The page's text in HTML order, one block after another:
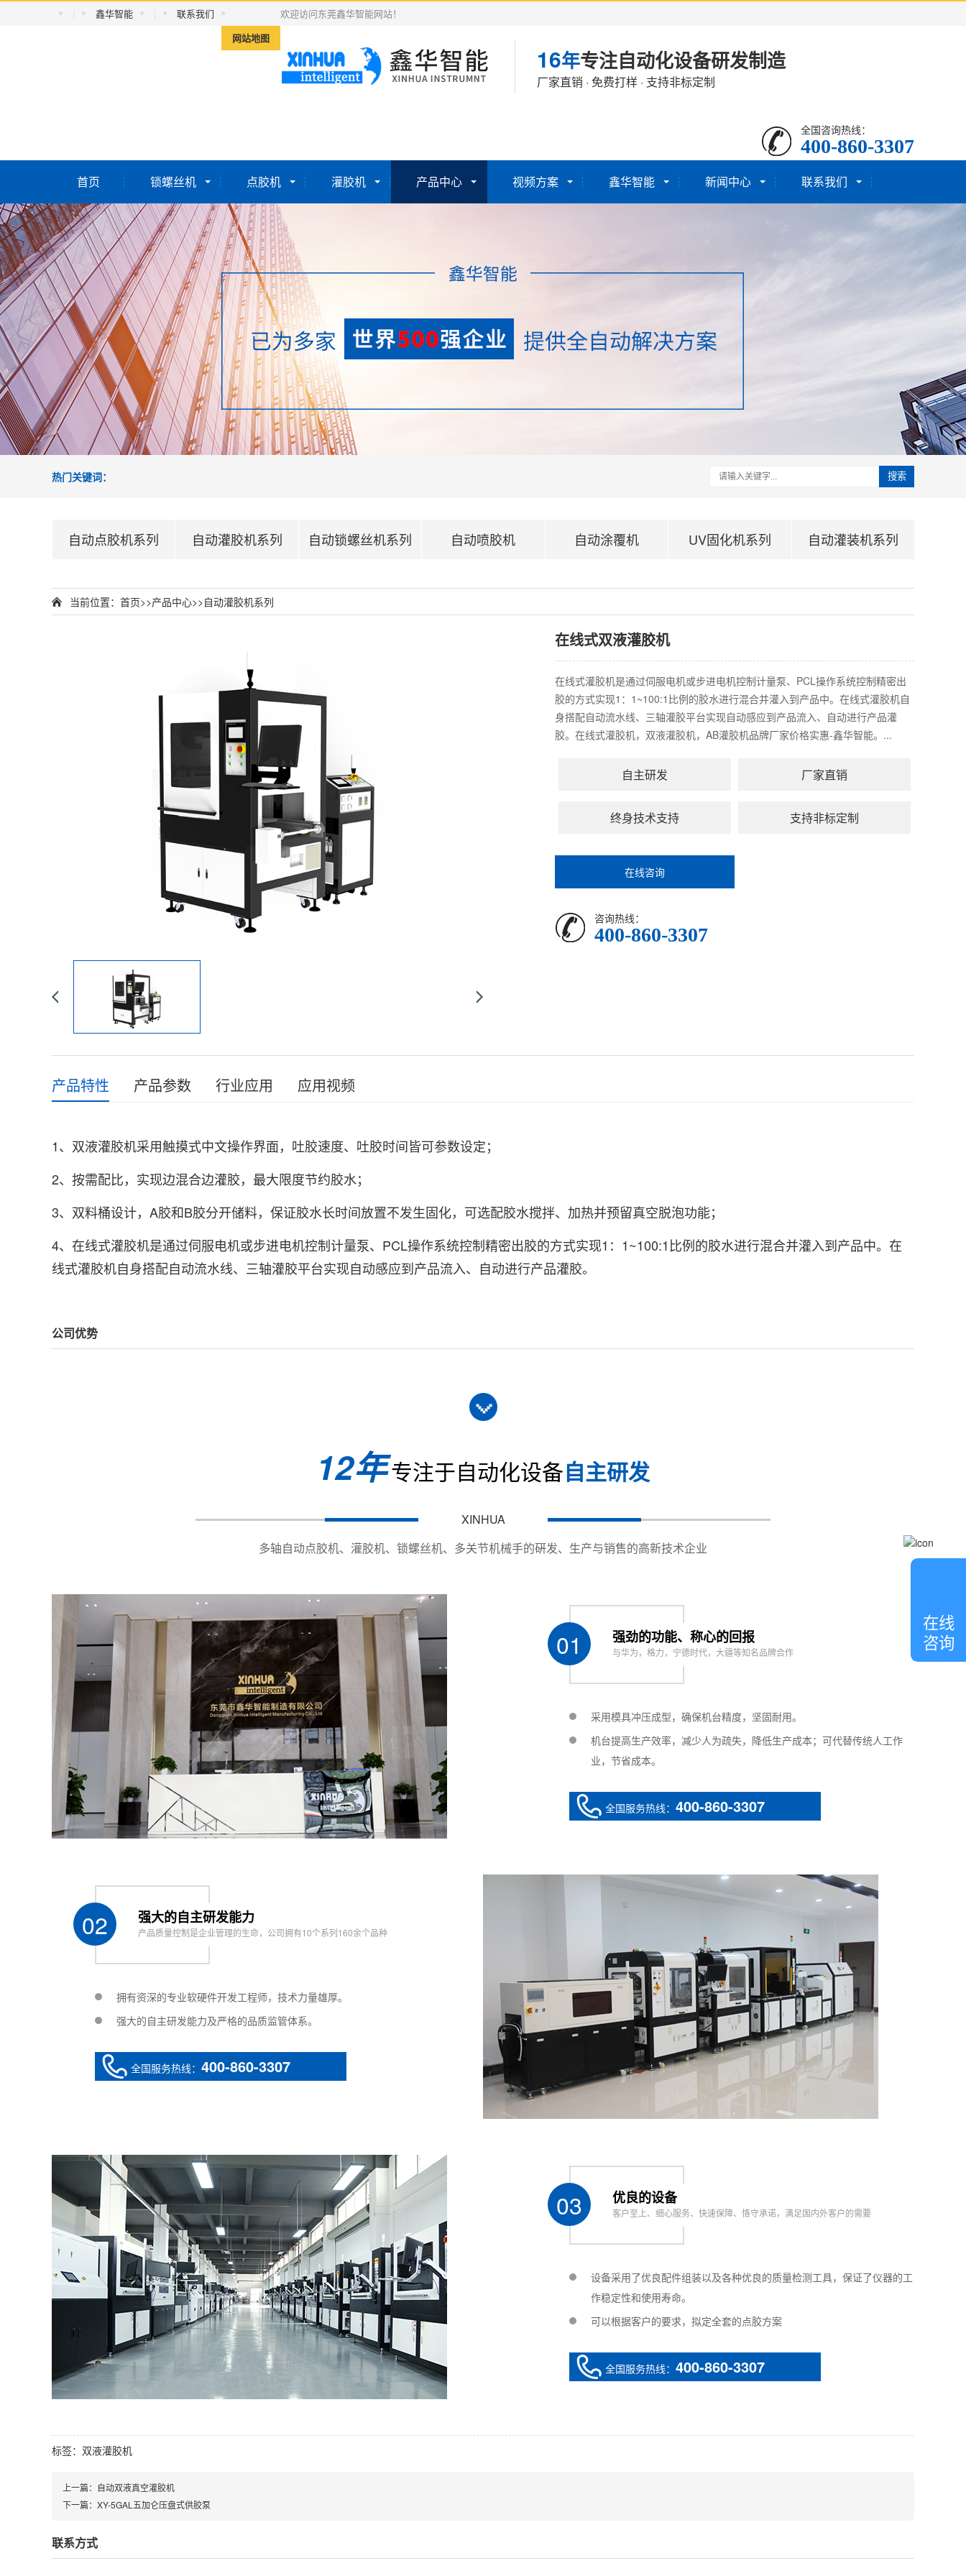
鑫华智能
联系我们
网站地图
欢迎访问东莞鑫华智能网站！
16年专注自动化设备研发制造
厂家直销 · 免费打样 · 支持非标定制
全国咨询热线：
400-860-3307
首页 锁螺丝机 点胶机 灌胶机 产品中心 视频方案 鑫华智能 新闻中心 联系我们
热门关键词： 搜索
自动点胶机系列 自动灌胶机系列 自动锁螺丝机系列 自动喷胶机 自动涂覆机 UV固化机系列 自动灌装机系列
当前位置： 首页>>产品中心>>自动灌胶机系列
在线式双液灌胶机
在线式灌胶机是通过伺服电机或步进电机控制计量泵、PCL操作系统控制精密出
胶的方式实现1：1~100:1比例的胶水进行混合并灌入到产品中。在线式灌胶机自
身搭配自动流水线、三轴灌胶平台实现自动感应到产品流入、自动进行产品灌
胶。在线式灌胶机，双液灌胶机，AB灌胶机品牌厂家价格实惠-鑫华智能。...
自主研发 厂家直销
终身技术支持 支持非标定制
在线咨询
咨询热线：
400-860-3307
产品特性 产品参数 行业应用 应用视频
1、双液灌胶机采用触摸式中文操作界面，吐胶速度、吐胶时间皆可参数设定；
2、按需配比，实现边混合边灌胶，最大限度节约胶水；
3、双料桶设计，A胶和B胶分开储料，保证胶水长时间放置不发生固化，可选配胶水搅拌、加热并预留真空脱泡功能；
4、在线式灌胶机是通过伺服电机或步进电机控制计量泵、PCL操作系统控制精密出胶的方式实现1：1~100:1比例的胶水进行混合并灌入到产品中。在
线式灌胶机自身搭配自动流水线、三轴灌胶平台实现自动感应到产品流入、自动进行产品灌胶。
型号 Models
X/Y：&le;800mm/s；Z：&le;300mm/s
&plusmn;0.02mm
可选配 Optional
100~350mm
来料感应Incoming induction
光纤/光电 Optical fiber / photoelectric
传动方式Transmission mode
伺服电机+滚珠丝杆Servo motor + ball screw
计量方式Measurement mode
计量泵 Metering pump
混合方式Mixed mode
动态混合/静态混合(可选配) Dynamic mixing / static mixing (optional)
储胶方式Glue storage mode
高精密真空压力桶2个+清洗桶1个 2 high precision vacuum pressure barrels + 1 cleaning barrel
操作方式Operation mode
带视觉：PC 不带视觉：示教器 With vision: PC without vision: teaching pendant
放固化功能Radiation curing function
有 provided
输入电源 Input power
AC220V 50-60Hz
外型尺寸Overall dimension
约W1300*L900*H160mm (尺寸仅供参考，具体以实物为准）
重量 Weight
约450kg around450kg
公司优势
12年专注于自动化设备自主研发
XINHUA
多轴自动点胶机、灌胶机、锁螺丝机、多关节机械手的硏发、生产与销售的高新技术企业
01 强劲的功能、称心的回报
与华为，格力，宁德时代，大疆等知名品牌合作
采用模具冲压成型，确保机台精度，坚固耐用。
机台提高生产效率，减少人为疏失，降低生产成本；可代替传统人工作
业，节省成本。
全国服务热线： 400-860-3307
02 强大的自主研发能力
产品质量控制是企业管理的生命，公司拥有10个系列160余个品种
拥有资深的专业软硬件开发工程师，技术力量雄厚。
强大的自主研发能力及严格的品质监管体系。
全国服务热线： 400-860-3307
03 优良的设备
客户至上、细心服务、快速保障、恪守承诺，满足国内外客户的需要
设备采用了优良配件组装以及各种优良的质量检测工具，保证了仪器的工
作稳定性和使用寿命。
可以根据客户的要求，拟定全套的点胶方案
全国服务热线： 400-860-3307
标签： 双液灌胶机
上一篇： 自动双液真空灌胶机
下一篇： XY-5GAL五加仑压盘式供胶泵
联系方式
客
服
在线
咨询